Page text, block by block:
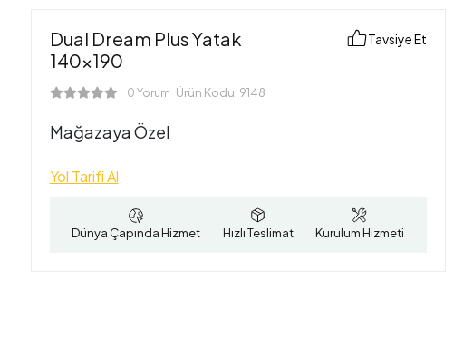
Dual Dream Plus Yatak
140x190
0 Yorum Ürün Kodu: 9148
Tavsiye Et
Mağazaya Özel
Yol Tarifi Al
Dünya Çapında Hizmet Hızlı Teslimat Kurulum Hizmeti